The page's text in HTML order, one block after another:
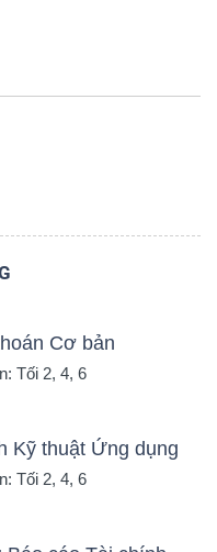
Cơ bản
Tối 2, 4, 6
Kỹ thuật Ứng dụng
Tối 2, 4, 6